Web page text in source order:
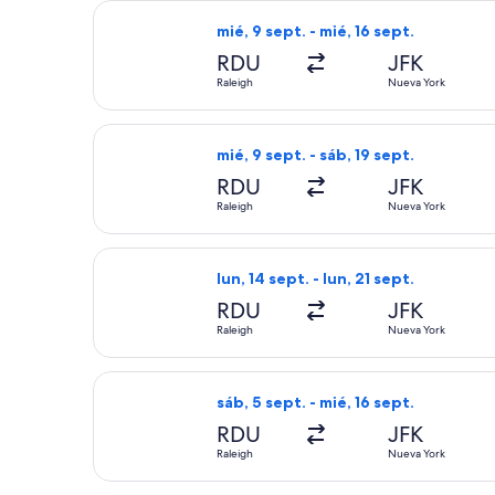
mié, 9 sept. - mié, 16 sept.
RDU
Raleigh
JFK
Nueva York
Seleccionar vuelo de Frontier
mié, 9 sept. - sáb, 19 sept.
RDU
Raleigh
JFK
Nueva York
Seleccionar vuelo de Frontier
lun, 14 sept. - lun, 21 sept.
RDU
Raleigh
JFK
Nueva York
Seleccionar vuelo de Frontier
sáb, 5 sept. - mié, 16 sept.
RDU
Raleigh
JFK
Nueva York
Seleccionar vuelo de JetBlue